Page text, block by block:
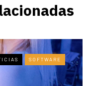
SOFTWARE